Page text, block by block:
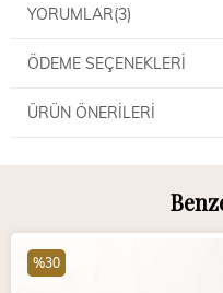
YORUMLAR(3)
ÖDEME SEÇENEKLERI
ÜRÜN ÖNERILERI
%30